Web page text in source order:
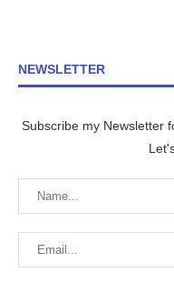
NEWSLETTER
Subscribe my Newsletter